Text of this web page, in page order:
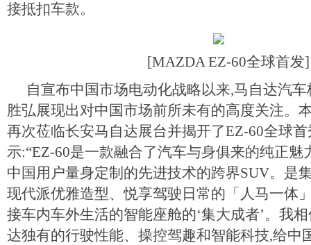
接抵扣车款。
[MAZDA EZ-60全球首发]
自宣布中国市场电动化战略以来,马自达汽
胜弘展现出对中国市场前所未有的高度关注。
再次莅临长安马自达展台并揭开了EZ-60全球
示:“EZ-60是一款融合了汽车与身俱来的纯正魅
中国用户量身定制的先进技术的跨界SUV。是
现代派优雅造型、悦享驾驶日常的「人马一体
接车内车外生活的智能座舱的‘集大成者’。我
达独有的行驶性能、操控驾趣和智能科技,给中